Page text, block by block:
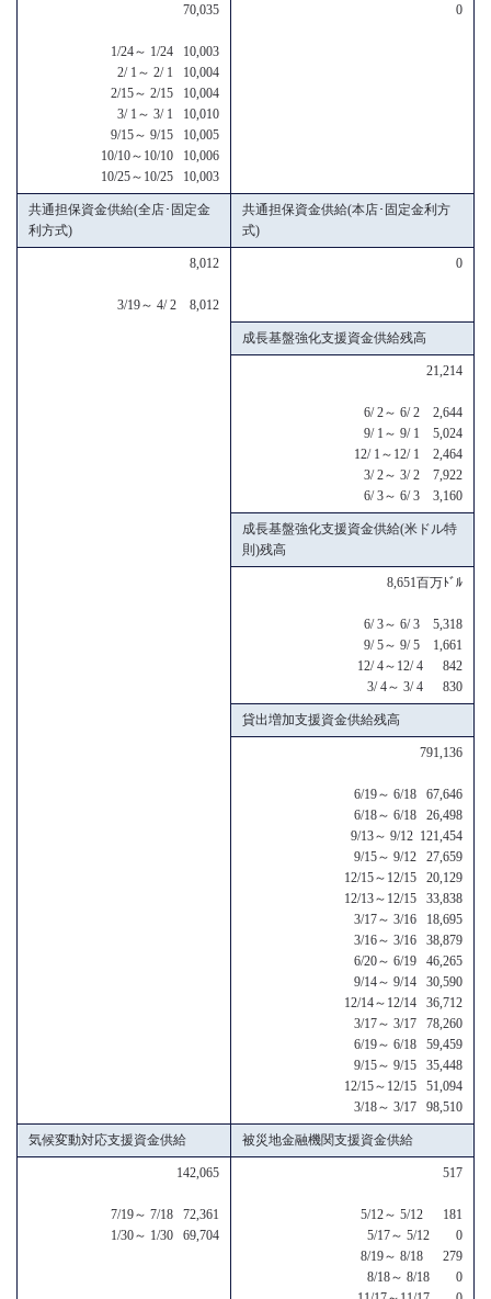
70,035
1/24～ 1/24 10,003
2/ 1～ 2/ 1 10,004
2/15～ 2/15 10,004
3/ 1～ 3/ 1 10,010
9/15～ 9/15 10,005
10/10～10/10 10,006
10/25～10/25 10,003
0
共通担保資金供給(全店･固定金
利方式)
共通担保資金供給(本店･固定金利方
式)
8,012
3/19～ 4/ 2 8,012
0
成長基盤強化支援資金供給残高
21,214
6/ 2～ 6/ 2 2,644
9/ 1～ 9/ 1 5,024
12/ 1～12/ 1 2,464
3/ 2～ 3/ 2 7,922
6/ 3～ 6/ 3 3,160
成長基盤強化支援資金供給(米ドル特
則)残高
8,651百万ﾄﾞﾙ
6/ 3～ 6/ 3 5,318
9/ 5～ 9/ 5 1,661
12/ 4～12/ 4 842
3/ 4～ 3/ 4 830
貸出増加支援資金供給残高
791,136
6/19～ 6/18 67,646
6/18～ 6/18 26,498
9/13～ 9/12 121,454
9/15～ 9/12 27,659
12/15～12/15 20,129
12/13～12/15 33,838
3/17～ 3/16 18,695
3/16～ 3/16 38,879
6/20～ 6/19 46,265
9/14～ 9/14 30,590
12/14～12/14 36,712
3/17～ 3/17 78,260
6/19～ 6/18 59,459
9/15～ 9/15 35,448
12/15～12/15 51,094
3/18～ 3/17 98,510
気候変動対応支援資金供給 被災地金融機関支援資金供給
142,065
7/19～ 7/18 72,361
1/30～ 1/30 69,704
517
5/12～ 5/12 181
5/17～ 5/12 0
8/19～ 8/18 279
8/18～ 8/18 0